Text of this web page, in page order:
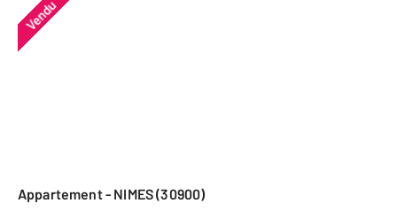
Vendu
Appartement - NIMES (30900)